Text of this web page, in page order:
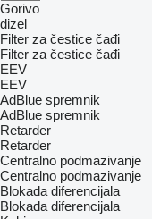
Gorivo
dizel
Filter za čestice čađi
Filter za čestice čađi
EEV
EEV
AdBlue spremnik
AdBlue spremnik
Retarder
Retarder
Centralno podmazivanje
Centralno podmazivanje
Blokada diferencijala
Blokada diferencijala